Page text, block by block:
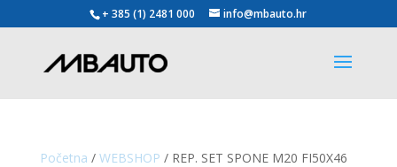
+ 385 (1) 2481 000 info@mbauto.hr
Početna / WEBSHOP / REP. SET SPONE M20 FI50X46